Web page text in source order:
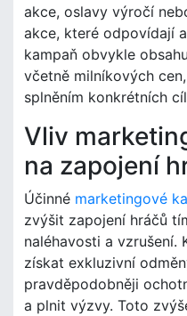
akce, oslavy výročí
akce, které odpovídají
kampaň obvykle
včetně milníkových
splněním konkrétních
Vliv
na zapojení
Účinné marketingové
zvýšit zapojení hráčů
naléhavosti a vzrušení.
získat exkluzivní
pravděpodobněji
a plnit výzvy. Toto